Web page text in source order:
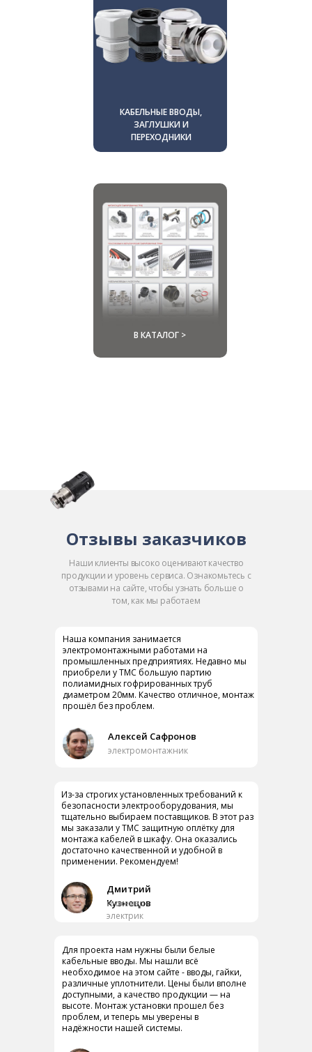
КАБЕЛЬНЫЕ ВВОДЫ,
ЗАГЛУШКИ И
ПЕРЕХОДНИКИ
В КАТАЛОГ >
Отзывы заказчиков
Наша компания занимается
электромонтажными работами на
промышленных предприятиях. Недавно мы
приобрели у ТМС большую партию
полиамидных гофрированных труб
диаметром 20мм. Качество отличное, монтаж
прошёл без проблем.
Алексей Сафронов
электромонтажник
Из-за строгих установленных требований к
безопасности электрооборудования, мы
тщательно выбираем поставщиков. В этот раз
мы заказали у ТМС защитную оплётку для
монтажа кабелей в шкафу. Она оказались
достаточно качественной и удобной в
применении. Рекомендуем!
Дмитрий
Кузнецов
инженер-
электрик
Для проекта нам нужны были белые
кабельные вводы. Мы нашли всё
необходимое на этом сайте - вводы, гайки,
различные уплотнители. Цены были вполне
доступными, а качество продукции — на
высоте. Монтаж установки прошел без
проблем, и теперь мы уверены в
надёжности нашей системы.
Наши клиенты высоко оценивают качество
продукции и уровень сервиса. Ознакомьтесь с
отзывами на сайте, чтобы узнать больше о
том, как мы работаем